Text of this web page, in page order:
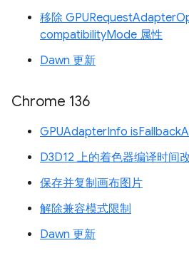
移除
compatibilityMode 属性
Dawn 更新
Chrome 136
GPUAdapterInfo
D3D12 上的着色器编译时间
保存并复制画布图片
解除兼容模式限制
Dawn 更新